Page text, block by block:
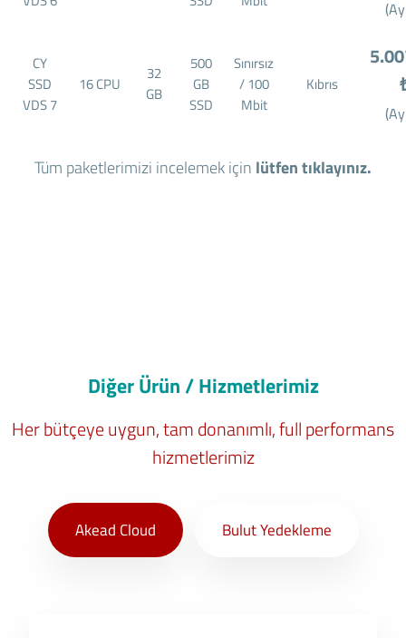
CY
SSD
VDS 7
16 CPU
32
GB
500
GB
SSD
Sınırsız
/ 100
Mbit
Kıbrıs
Tüm paketlerimizi incelemek için lütfen tıklayınız.
Diğer Ürün / Hizmetlerimiz
Her bütçeye uygun, tam donanımlı, full performans
hizmetlerimiz
Akead Cloud Bulut Yedekleme